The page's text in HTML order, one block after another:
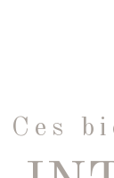
Ces